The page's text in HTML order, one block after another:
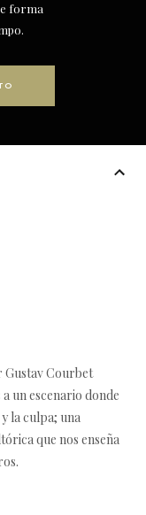
forma
Gustav Courbet
un escenario donde
la culpa; una
que nos enseña